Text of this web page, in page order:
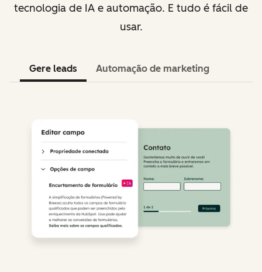
tecnologia de IA e automação. E tudo é fácil de
usar.
Gere leads Automação de marketing